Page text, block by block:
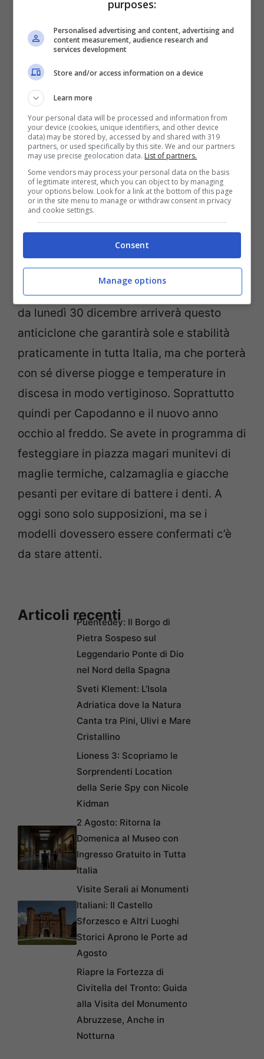
annuvolamento al nord, ma che non
Le previsioni Meteo di
Capodanno e di gennaio
Questa ondata di freddo potrebbe essere
un anticipo di quanto succederà a gennaio,
ossia: gelo e temperature ben al di sotto
della media. Del resto fino ad oggi
abbiamo avuto pochissime giornate fredde
e quindi non possiamo lamentarci
dell’arrivo del generale inverno in modo
“spavaldo”. Secondo diversi modelli meteo
da lunedì 30 dicembre arriverà questo
anticiclone che garantirà sole e stabilità
praticamente in tutta Italia, ma che porterà
con sé diverse piogge e temperature in
discesa in modo vertiginoso. Soprattutto
quindi per Capodanno e il nuovo anno
occhio al freddo. Se avete in programma di
festeggiare in piazza magari munitevi di
maglie termiche, calzamaglia e giacche
pesanti per evitare di battere i denti. A
oggi sono solo supposizioni, ma se i
modelli dovessero essere confermati c’è
da stare attenti.
Articoli recentiPuentedey: Il Borgo di
Pietra Sospeso sul
Leggendario Ponte di Dio
nel Nord della Spagna
Sveti Klement: L’Isola
Adriatica dove la Natura
Canta tra Pini, Ulivi e Mare
Cristallino
Lioness 3: Scopriamo le
Sorprendenti Location
della Serie Spy con Nicole
Kidman
2 Agosto: Ritorna la
Domenica al Museo con
Ingresso Gratuito in Tutta
Italia
Visite Serali ai Monumenti
Italiani: Il Castello
Sforzesco e Altri Luoghi
Storici Aprono le Porte ad
Agosto
Riapre la Fortezza di
Civitella del Tronto: Guida
alla Visita del Monumento
Abruzzese, Anche in
Notturna
purposes:
Personalised advertising and content, advertising and
content measurement, audience research and
services development
Store and/or access information on a device
Learn more
Your personal data will be processed and information from
your device (cookies, unique identifiers, and other device
data) may be stored by, accessed by and shared with 319
partners, or used specifically by this site. We and our partners
may use precise geolocation data. List of partners.
Some vendors may process your personal data on the basis
of legitimate interest, which you can object to by managing
your options below. Look for a link at the bottom of this page
or in the site menu to manage or withdraw consent in privacy
and cookie settings.
Consent
Manage options